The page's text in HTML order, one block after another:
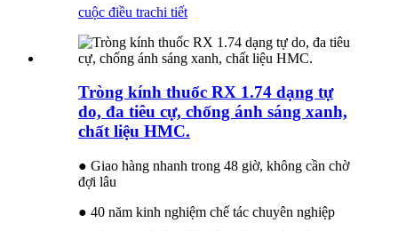
cuộc điều trachi tiết
Tròng kính thuốc RX 1.74 dạng tự
do, đa tiêu cự, chống ánh sáng xanh,
chất liệu HMC.
● Giao hàng nhanh trong 48 giờ, không cần chờ
đợi lâu
● 40 năm kinh nghiệm chế tác chuyên nghiệp